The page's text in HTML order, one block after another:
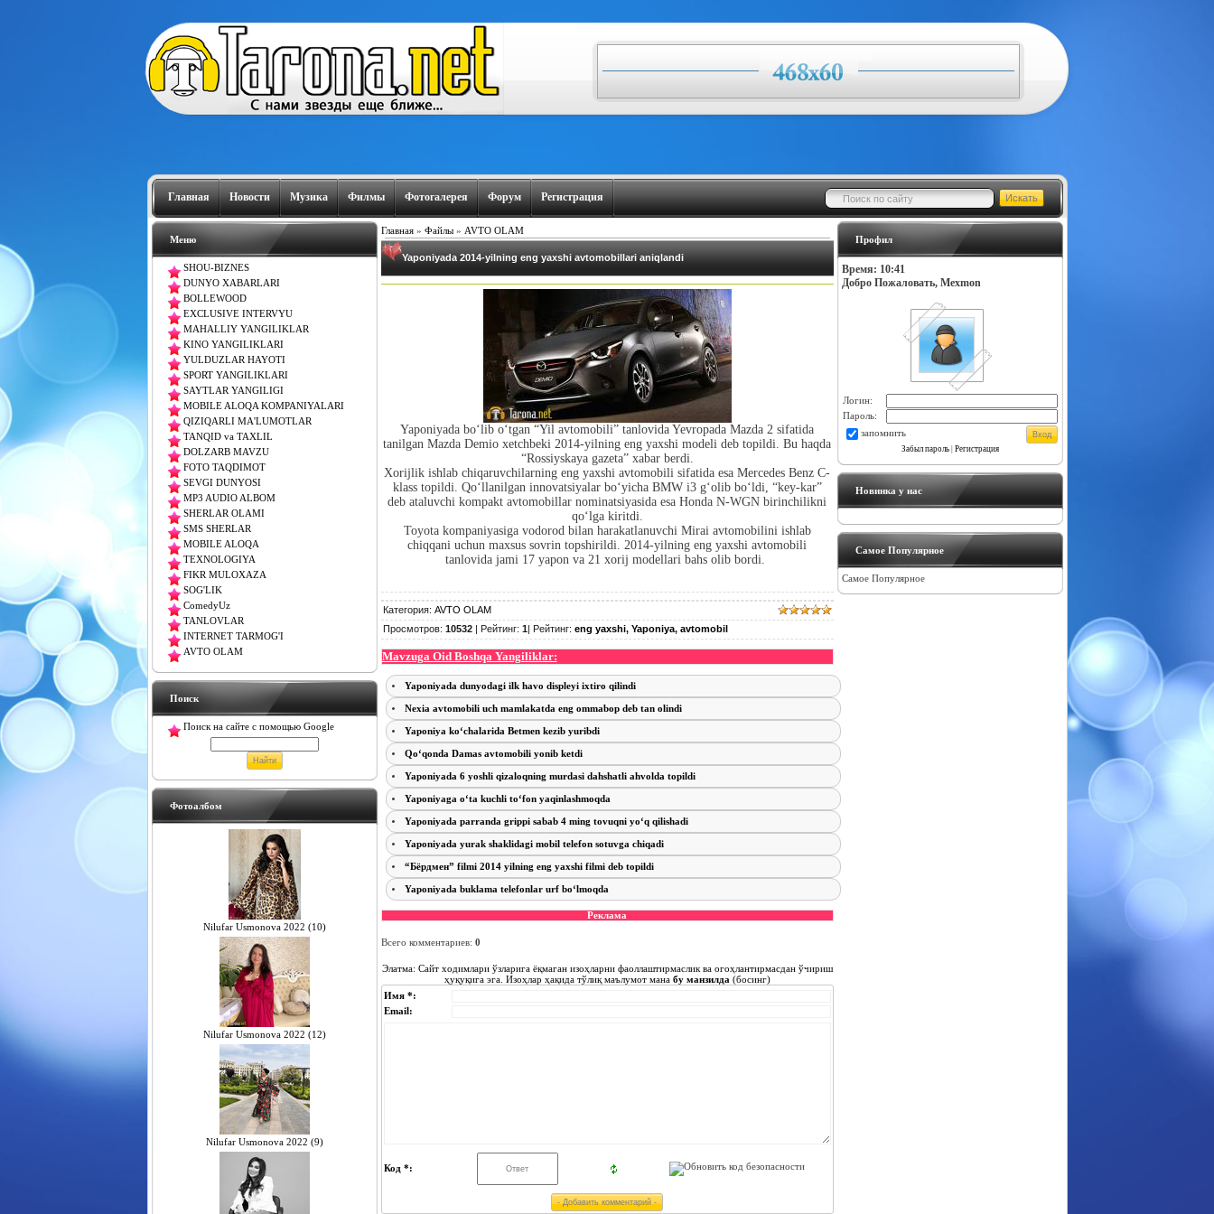
Главная Новости Музика Филмы Фотогалерея Форум Регистрация
Меню
SHOU-BIZNES
DUNYO XABARLARI
BOLLEWOOD
EXCLUSIVE INTERVYU
MAHALLIY YANGILIKLAR
KINO YANGILIKLARI
YULDUZLAR HAYOTI
SPORT YANGILIKLARI
SAYTLAR YANGILIGI
MOBILE ALOQA KOMPANIYALARI
QIZIQARLI MA'LUMOTLAR
TANQID va TAXLIL
DOLZARB MAVZU
FOTO TAQDIMOT
SEVGI DUNYOSI
MP3 AUDIO ALBOM
SHERLAR OLAMI
SMS SHERLAR
MOBILE ALOQA
TEXNOLOGIYA
FIKR MULOXAZA
SOG'LIK
ComedyUz
TANLOVLAR
INTERNET TARMOG'I
AVTO OLAM
Поиск
Поиск на сайте с помощью Google
Фотоалбом
Nilufar Usmonova 2022 (10)
Nilufar Usmonova 2022 (12)
Nilufar Usmonova 2022 (9)
Главная» Файлы» AVTO OLAM
Yaponiyada 2014-yilning eng yaxshi avtomobillari aniqlandi
Yaponiyada bo‘lib o‘tgan “Yil avtomobili” tanlovida Yevropada Mazda 2 sifatida
tanilgan Mazda Demio xetchbeki 2014-yilning eng yaxshi modeli deb topildi. Bu haqda
“Rossiyskaya gazeta” xabar berdi.
Xorijlik ishlab chiqaruvchilarning eng yaxshi avtomobili sifatida esa Mercedes Benz C-
klass topildi. Qo‘llanilgan innovatsiyalar bo‘yicha BMW i3 g‘olib bo‘ldi, “key-kar”
deb ataluvchi kompakt avtomobillar nominatsiyasida esa Honda N-WGN birinchilikni
qo‘lga kiritdi.
Toyota kompaniyasiga vodorod bilan harakatlanuvchi Mirai avtomobilini ishlab
chiqqani uchun maxsus sovrin topshirildi. 2014-yilning eng yaxshi avtomobili
tanlovida jami 17 yapon va 21 xorij modellari bahs olib bordi.
Категория: AVTO OLAM
Просмотров: 10532| Рейтинг: 1| Рейтинг: eng yaxshi, Yaponiya, avtomobil
Mavzuga Oid Boshqa Yangiliklar:
Yaponiyada dunyodagi ilk havo displeyi ixtiro qilindi
Nexia avtomobili uch mamlakatda eng ommabop deb tan olindi
Yaponiya ko‘chalarida Betmen kezib yuribdi
Qo‘qonda Damas avtomobili yonib ketdi
Yaponiyada 6 yoshli qizaloqning murdasi dahshatli ahvolda topildi
Yaponiyaga o‘ta kuchli to‘fon yaqinlashmoqda
Yaponiyada parranda grippi sabab 4 ming tovuqni yo‘q qilishadi
Yaponiyada yurak shaklidagi mobil telefon sotuvga chiqadi
“Бёрдмен” filmi 2014 yilning eng yaxshi filmi deb topildi
Yaponiyada buklama telefonlar urf bo‘lmoqda
Реклама
Всего комментариев: 0
Элатма: Сайт ходимлари ўзларига ёқмаган изоҳларни фаоллаштирмаслик ва огоҳлантирмасдан ўчириш
ҳуқуқига эга. Изоҳлар ҳақида тўлиқ маълумот манабу манзилда (босинг)
Имя *:
Email:
Код *:
Профил
Время: 10:41
Добро Пожаловать, Mexmon
Логин:
Пароль:
запомнить
Забыл пароль| Регистрация
Новинка у нас
Самое Популярное
Самое Популярное